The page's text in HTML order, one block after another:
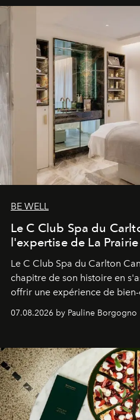
BE WELL
Le C Club Spa du
l'expertise de La Prairie
Le C Club Spa du Carlton
chapitre de son histoire en
offrir une expérience de
expertise se rencontrent.
07.08.2026 by Pauline Borgogno